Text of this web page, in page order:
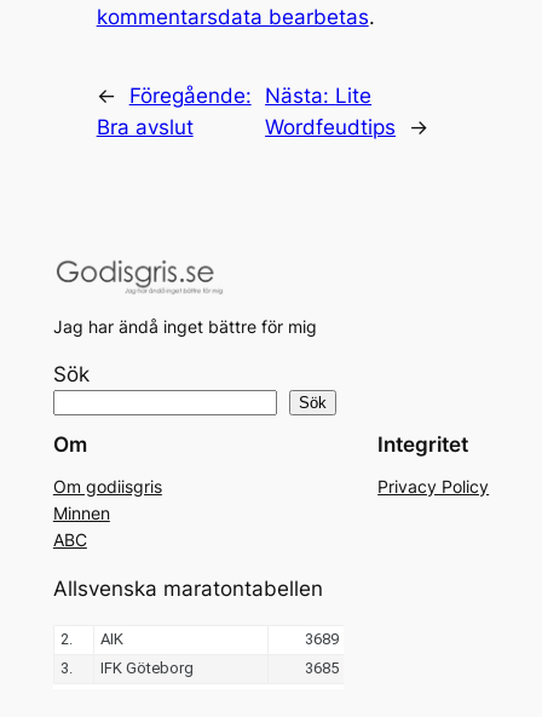
kommentarsdata bearbetas.
←
Föregående:
Bra avslut
Nästa: Lite
Wordfeudtips
→
Jag har ändå inget bättre för mig
Sök
Sök
Om
Om godiisgris
Minnen
ABC
Integritet
Privacy Policy
Allsvenska maratontabellen